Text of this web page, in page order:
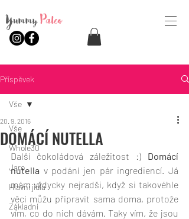
YummyPaleo
Příspěvek
Vše
Whole30
Jaro
Hlavní jídla
Základní
Vše
DOMÁCÍ NUTELLA
20. 9. 2016
Další čokoládová záležitost :) Domácí
nutella v podání jen pár ingrediencí. Já
mám vždycky nejradši, když si takovéhle
věci můžu připravit sama doma, protože
vím, co do nich dávám. Taky vím, že jsou